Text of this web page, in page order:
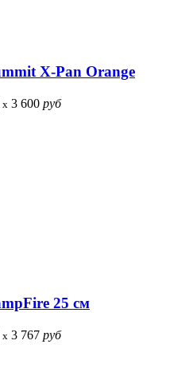
X-Pan Orange
x 3 600 руб
25 см
x 3 767 руб